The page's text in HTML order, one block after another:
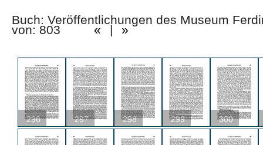
Buch: Veröffentlichungen des Museum
von: 803 « | »
296 297 298 299 300